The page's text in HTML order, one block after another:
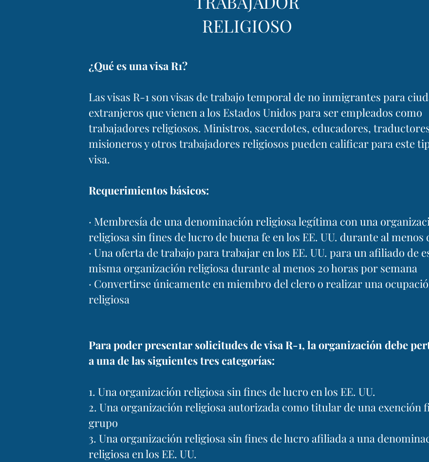
RELIGIOSO
¿Qué es una visa R1?
Las visas R-1 son visas de trabajo temporal de no inmigrantes para
extranjeros que vienen a los Estados Unidos para ser empleados como
trabajadores religiosos. Ministros, sacerdotes, educadores,
misioneros y otros trabajadores religiosos pueden calificar para este
visa.
Requerimientos básicos:
· Membresía de una denominación religiosa legítima con una
religiosa sin fines de lucro de buena fe en los EE. UU. durante al menos
· Una oferta de trabajo para trabajar en los EE. UU. para un afiliado de
misma organización religiosa durante al menos 20 horas por semana
· Convertirse únicamente en miembro del clero o realizar una
religiosa
Para poder presentar solicitudes de visa R-1, la organización debe
a una de las siguientes tres categorías:
1. Una organización religiosa sin fines de lucro en los EE. UU.
2. Una organización religiosa autorizada como titular de una exención
grupo
3. Una organización religiosa sin fines de lucro afiliada a una
religiosa en los EE. UU.